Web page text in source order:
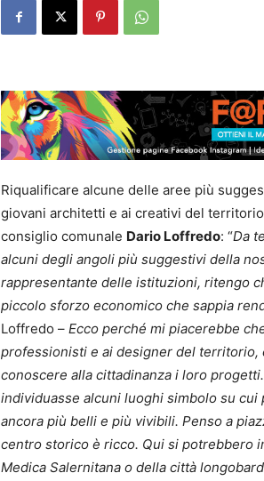
Riqualificare alcune delle aree più
giovani architetti e ai creativi del
consiglio comunale Dario Loffredo: “Da
alcuni degli angoli più suggestivi della
rappresentante delle istituzioni, ritengo
piccolo sforzo economico che sappia
Loffredo – Ecco perché mi piacerebbe
professionisti e ai designer del
conoscere alla cittadinanza i loro
individuasse alcuni luoghi simbolo su
ancora più belli e più vivibili. Penso a
centro storico è ricco. Qui si potrebbero
Medica Salernitana o della città